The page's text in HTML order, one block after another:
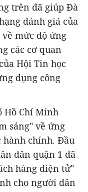
trên đã giúp Đà
đánh giá của
mức độ ứng
các cơ quan
Hội Tin học
dụng công
Hồ Chí Minh
sáng" về ứng
hành chính. Đầu
dân quận 1 đã
hàng điện tử"
cho người dân